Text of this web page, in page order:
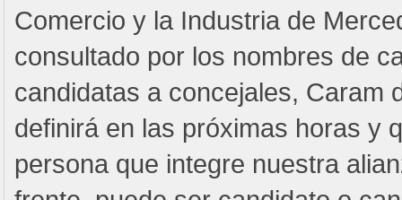
Comercio y la Industria de
consultado por los nombres de
candidatas a concejales, Caram
definirá en las próximas horas y
persona que integre nuestra